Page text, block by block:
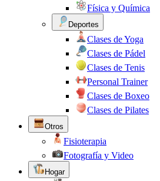
Física y Química
Deportes
Clases de Yoga
Clases de Pádel
Clases de Tenis
Personal Trainer
Clases de Boxeo
Clases de Pilates
Otros
Fisioterapia
Fotografía y Video
Hogar